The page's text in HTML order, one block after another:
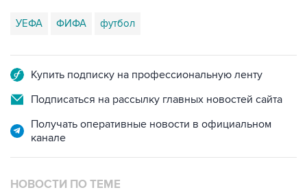
УЕФА ФИФА футбол
Купить подписку на профессиональную ленту
Подписаться на рассылку главных новостей сайта
Получать оперативные новости в официальном
канале
НОВОСТИ ПО ТЕМЕ